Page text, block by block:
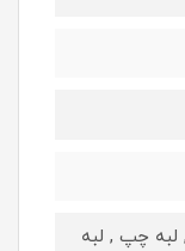
لبه چپ , لبه